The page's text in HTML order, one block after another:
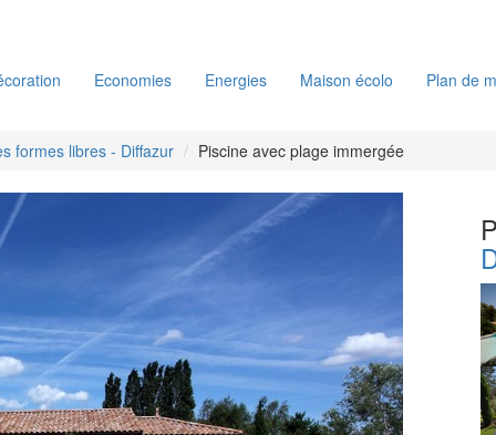
Economies Energies Maison écolo Plan de
formes libres - Diffazur Piscine avec plage immergée